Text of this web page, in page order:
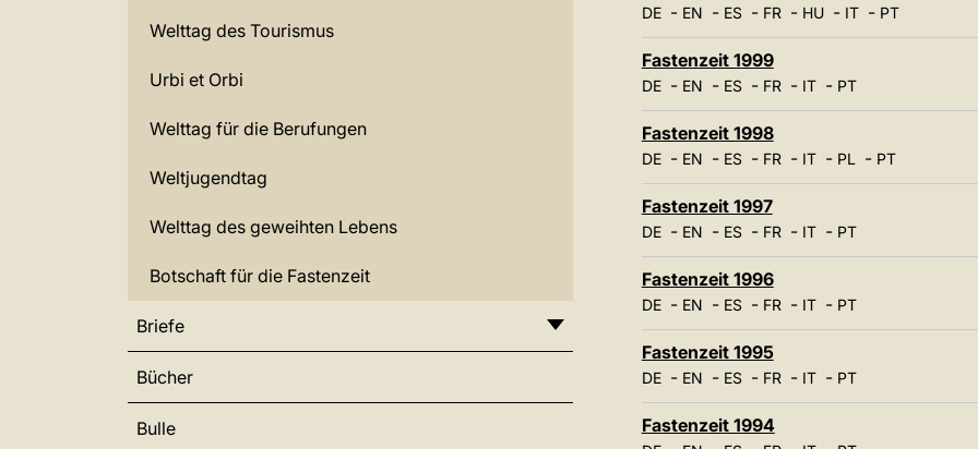
Welttag des Tourismus
Urbi et Orbi
Welttag für die Berufungen
Weltjugendtag
Welttag des geweihten Lebens
Botschaft für die Fastenzeit
Briefe
Bücher
Bulle
DE- EN - ES- FR- HU- IT- PT
Fastenzeit 1999
DE- EN - ES- FR- IT- PT
Fastenzeit 1998
DE- EN - ES- FR- IT- PL- PT
Fastenzeit 1997
DE- EN - ES- FR- IT- PT
Fastenzeit 1996
DE- EN - ES- FR- IT- PT
Fastenzeit 1995
DE- EN - ES- FR- IT- PT
Fastenzeit 1994